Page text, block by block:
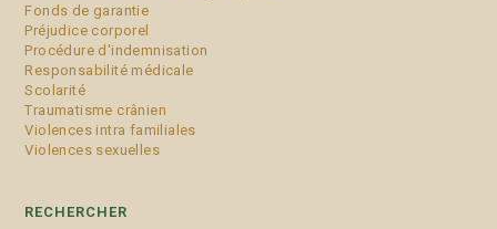
Fonds de garantie
Préjudice corporel
Procédure d'indemnisation
Responsabilité médicale
Scolarité
Traumatisme crânien
Violences intra familiales
Violences sexuelles
RECHERCHER